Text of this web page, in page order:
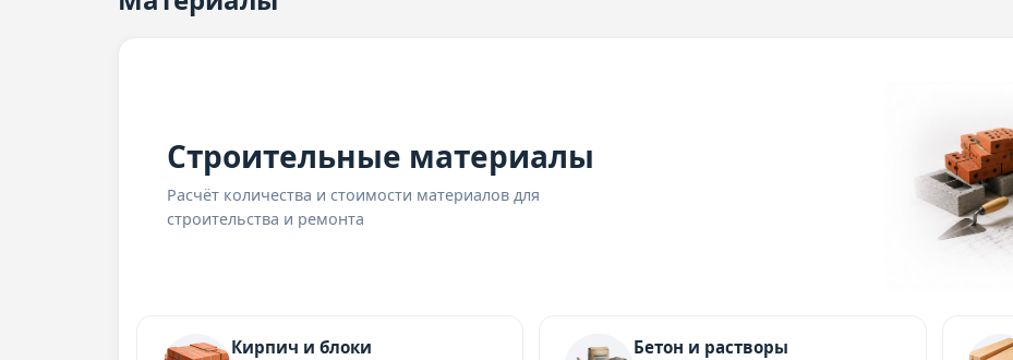
Строительные материалы
Расчёт количества и стоимости материалов для
строительства и ремонта
Кирпич и блоки Бетон и растворы